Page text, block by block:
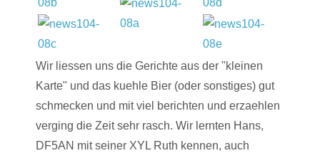
Wir liessen uns die Gerichte aus der "kleinen
Karte" und das kuehle Bier (oder sonstiges) gut
schmecken und mit viel berichten und erzaehlen
verging die Zeit sehr rasch. Wir lernten Hans,
DF5AN mit seiner XYL Ruth kennen, auch